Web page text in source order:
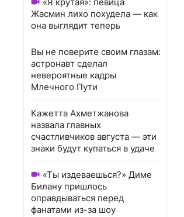
Жасмин лихо похудела — как
она выглядит теперь
Вы не поверите своим глазам:
астронавт сделал
невероятные кадры
Млечного Пути
Кажетта Ахметжанова
назвала главных
счастливчиков августа — эти
знаки будут купаться в удаче
«Ты издеваешься?» Диме
Билану пришлось
оправдываться перед
фанатами из-за шоу